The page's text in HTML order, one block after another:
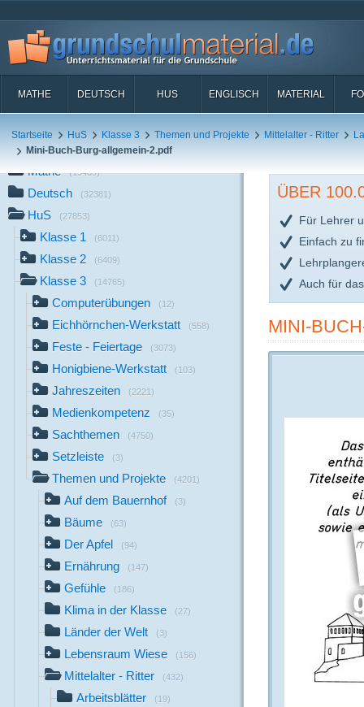
MATHE DEUTSCH HUS ENGLISCH MATERIAL
Startseite HuS Klasse 3 Themen und Projekte Mittelalter - Ritter
Mini-Buch-Burg-allgemein-2.pdf
Mathe (19489)
Deutsch (32381)
HuS (27853)
Klasse 1 (6011)
Klasse 2 (6409)
Klasse 3 (14765)
Computerübungen (12)
Eichhörnchen-Werkstatt (558)
Feste - Feiertage (3073)
Honigbiene-Werkstatt (103)
Jahreszeiten (2221)
Medienkompetenz (35)
Sachthemen (4750)
Setzleiste (3)
Themen und Projekte (4201)
Auf dem Bauernhof (3)
Bäume (63)
Der Apfel (94)
Ernährung (147)
Gefühle (186)
Klima in der Klasse (27)
Länder der Welt (3)
Lebensraum Wiese (156)
Mittelalter - Ritter (432)
Arbeitsblätter (19)
ÜBER
Für Lehrer
Einfach zu
Auch für
MINI-